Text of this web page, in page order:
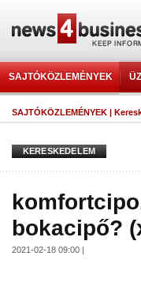
SAJTÓKÖZLEMÉNYEK
SAJTÓKÖZLEMÉNYEK |
KERESKEDELEM
bokacipő?
2021-02-18 09:00 |